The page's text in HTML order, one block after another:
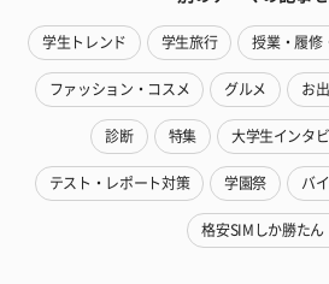
学生トレンド 学生旅行 授業・履修
ファッション・コスメ グルメ お
診断 特集 大学生インタ
テスト・レポート対策 学園祭 バ
格安SIMしか勝たん